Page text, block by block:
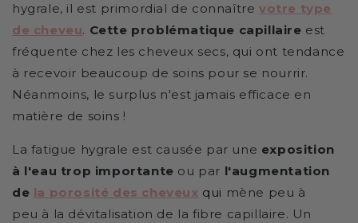
hygrale, il est primordial de connaîtrevotre type
de cheveu. Cette problématique capillaire est
fréquente chez les cheveux secs, qui ont tendance
à recevoir beaucoup de soins pour se nourrir.
Néanmoins, le surplus n'est jamais efficace en
matière de soins !
La fatigue hygrale est causée par une exposition
à l'eau trop importante ou par l'augmentation
de la porosité des cheveux qui mène peu à
peu à la dévitalisation de la fibre capillaire. Un